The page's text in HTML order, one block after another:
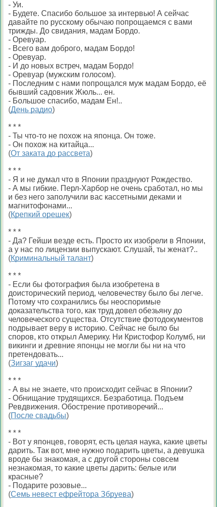
- Уи.
- Будете. Спасибо большое за интервью! А сейчас
давайте по русскому обычаю попрощаемся с вами
трижды. До свидания, мадам Бордо.
- Оревуар.
- Всего вам доброго, мадам Бордо!
- Оревуар.
- И до новых встреч, мадам Бордо!
- Оревуар (мужским голосом).
- Последним с нами попрощался муж мадам Бордо, её
бывший садовник Жюль... ен.
- Большое спасибо, мадам Ен!..
(День радио)
* * *
- Ты что-то не похож на японца. Он тоже.
- Он похож на китайца...
(От заката до рассвета)
* * *
- Я и не думал что в Японии празднуют Рождество.
- А мы гибкие. Перл-Харбор не очень сработал, но мы
и без него заполучили вас кассетными деками и
магнитофонами...
(Крепкий орешек)
* * *
- Да? Гейши везде есть. Просто их изобрели в Японии,
а у нас по лицензии выпускают. Слушай, ты женат?..
(Криминальный талант)
* * *
- Если бы фотография была изобретена в
доисторический период, человечеству было бы легче.
Потому что сохранились бы неоспоримые
доказательства того, как труд довел обезьяну до
человеческого существа. Отсутствие фотодокументов
подрывает веру в историю. Сейчас не было бы
споров, кто открыл Америку. Ни Кристофор Колумб, ни
викинги и древние японцы не могли бы ни на что
претендовать...
(Зигзаг удачи)
* * *
- А вы не знаете, что происходит сейчас в Японии?
- Обнищание трудящихся. Безработица. Подъем
Ревдвижения. Обострение противоречий...
(После свадьбы)
* * *
- Вот у японцев, говорят, есть целая наука, какие цветы
дарить. Так вот, мне нужно подарить цветы, а девушка
вроде бы знакомая, а с другой стороны совсем
незнакомая, то какие цветы дарить: белые или
красные?
- Подарите розовые...
(Семь невест ефрейтора Збруева)